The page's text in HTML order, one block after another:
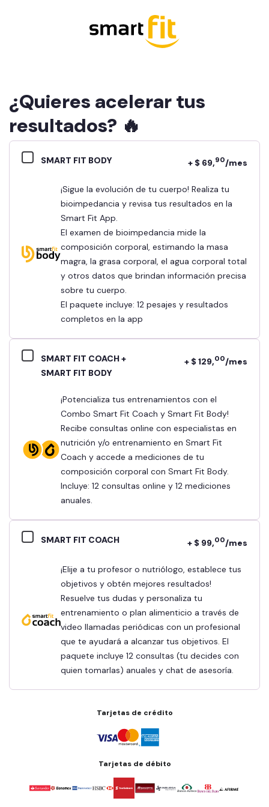
¿Quieres acelerar tus
resultados? 🔥
SMART FIT BODY + $ 69,90/mes
¡Sigue la evolución de tu cuerpo! Realiza tu
bioimpedancia y revisa tus resultados en la
Smart Fit App.
El examen de bioimpedancia mide la
composición corporal, estimando la masa
magra, la grasa corporal, el agua corporal total
y otros datos que brindan información precisa
sobre tu cuerpo.
El paquete incluye: 12 pesajes y resultados
completos en la app
SMART FIT COACH +
SMART FIT BODY
+ $ 129,00/mes
¡Potencializa tus entrenamientos con el
Combo Smart Fit Coach y Smart Fit Body!
Recibe consultas online con especialistas en
nutrición y/o entrenamiento en Smart Fit
Coach y accede a mediciones de tu
composición corporal con Smart Fit Body.
Incluye: 12 consultas online y 12 mediciones
anuales.
SMART FIT COACH + $ 99,00/mes
¡Elije a tu profesor o nutriólogo, establece tus
objetivos y obtén mejores resultados!
Resuelve tus dudas y personaliza tu
entrenamiento o plan alimenticio a través de
video llamadas periódicas con un profesional
que te ayudará a alcanzar tus objetivos. El
paquete incluye 12 consultas (tu decides con
quien tomarlas) anuales y chat de asesoría.
Tarjetas de crédito
Tarjetas de débito